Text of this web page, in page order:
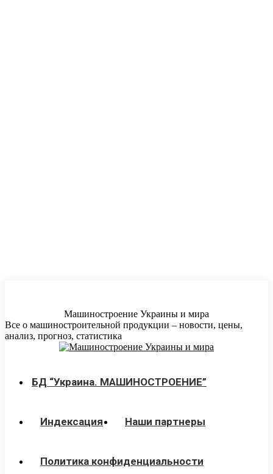
Машиностроение Украины и мира
Все о машиностроительной продукции – новости, цены,
анализ, прогноз, статистика
БД “Украина. МАШИНОСТРОЕНИЕ”
Индекcация Наши партнеры
Политика конфиденциальности